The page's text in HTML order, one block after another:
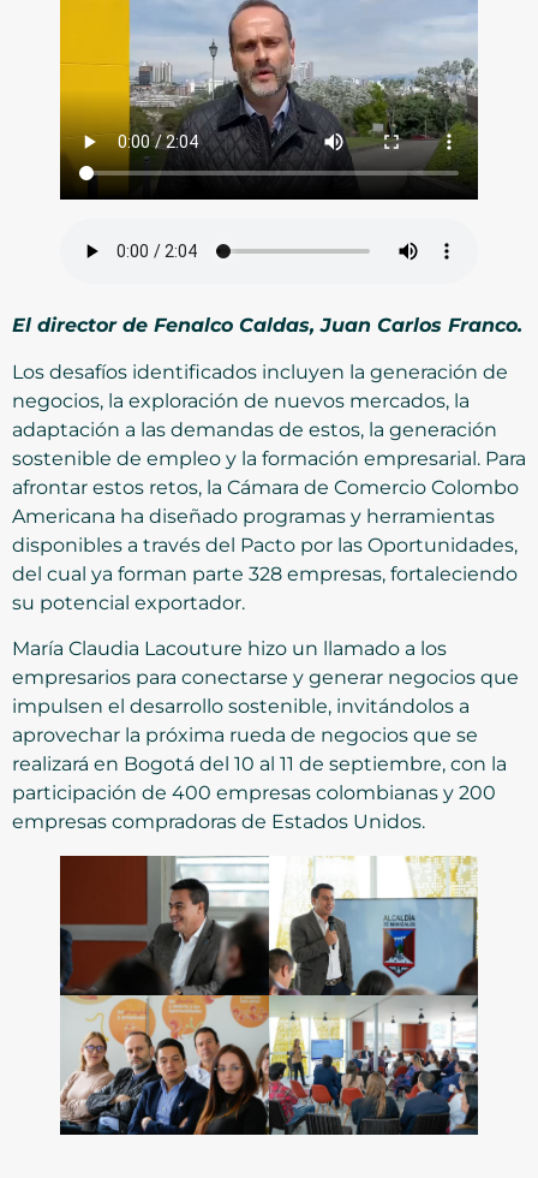
El director de Fenalco Caldas, Juan Carlos Franco.
Los desafíos identificados incluyen la generación de
negocios, la exploración de nuevos mercados, la
adaptación a las demandas de estos, la generación
sostenible de empleo y la formación empresarial. Para
afrontar estos retos, la Cámara de Comercio Colombo
Americana ha diseñado programas y herramientas
disponibles a través del Pacto por las Oportunidades,
del cual ya forman parte 328 empresas, fortaleciendo
su potencial exportador.
María Claudia Lacouture hizo un llamado a los
empresarios para conectarse y generar negocios que
impulsen el desarrollo sostenible, invitándolos a
aprovechar la próxima rueda de negocios que se
realizará en Bogotá del 10 al 11 de septiembre, con la
participación de 400 empresas colombianas y 200
empresas compradoras de Estados Unidos.